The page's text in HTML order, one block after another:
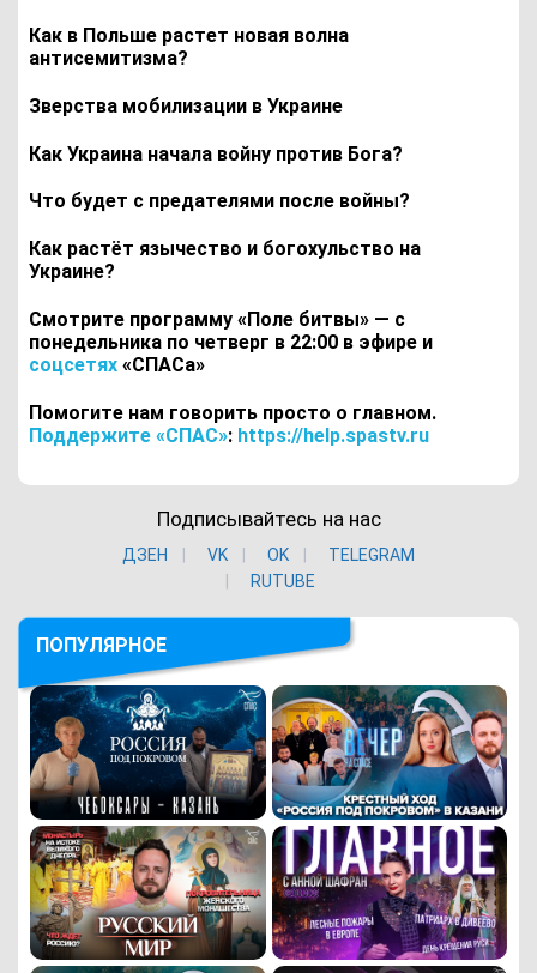
Как в Польше растет новая волна
антисемитизма?
Зверства мобилизации в Украине
Как Украина начала войну против Бога?
Что будет с предателями после войны?
Как растёт язычество и богохульство на
Украине?
Смотрите программу «Поле битвы» — с
понедельника по четверг в 22:00 в эфире и
соцсетях «СПАСа»
Помогите нам говорить просто о главном.
Поддержите «СПАС»: https://help.spastv.ru
Подписывайтесь на нас
ДЗЕН VK ОK
TELEGRAM
RUTUBE
ПОПУЛЯРНОЕ